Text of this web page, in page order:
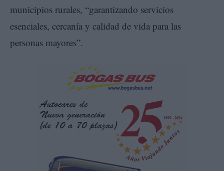
municipios rurales, “garantizando servicios
esenciales, cercanía y calidad de vida para las
personas mayores”.